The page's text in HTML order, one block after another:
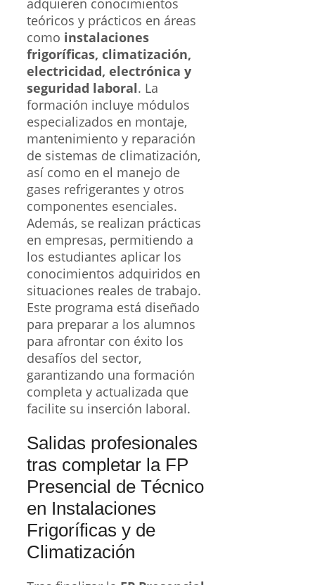
adquieren conocimientos
teóricos y prácticos en áreas
como instalaciones
frigoríficas, climatización,
electricidad, electrónica y
seguridad laboral. La
formación incluye módulos
especializados en montaje,
mantenimiento y reparación
de sistemas de climatización,
así como en el manejo de
gases refrigerantes y otros
componentes esenciales.
Además, se realizan prácticas
en empresas, permitiendo a
los estudiantes aplicar los
conocimientos adquiridos en
situaciones reales de trabajo.
Este programa está diseñado
para preparar a los alumnos
para afrontar con éxito los
desafíos del sector,
garantizando una formación
completa y actualizada que
facilite su inserción laboral.
Salidas profesionales
tras completar la FP
Presencial de Técnico
en Instalaciones
Frigoríficas y de
Climatización